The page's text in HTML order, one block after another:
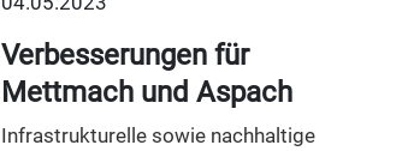
Verbesserungen für
Mettmach und Aspach
Infrastrukturelle sowie nachhaltige